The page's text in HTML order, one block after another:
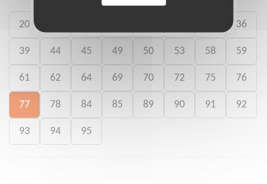
20 36
39 44 45 49 50 53 58 59
61 62 64 69 70 72 75 76
77 78 84 85 89 90 91 92
93 94 95